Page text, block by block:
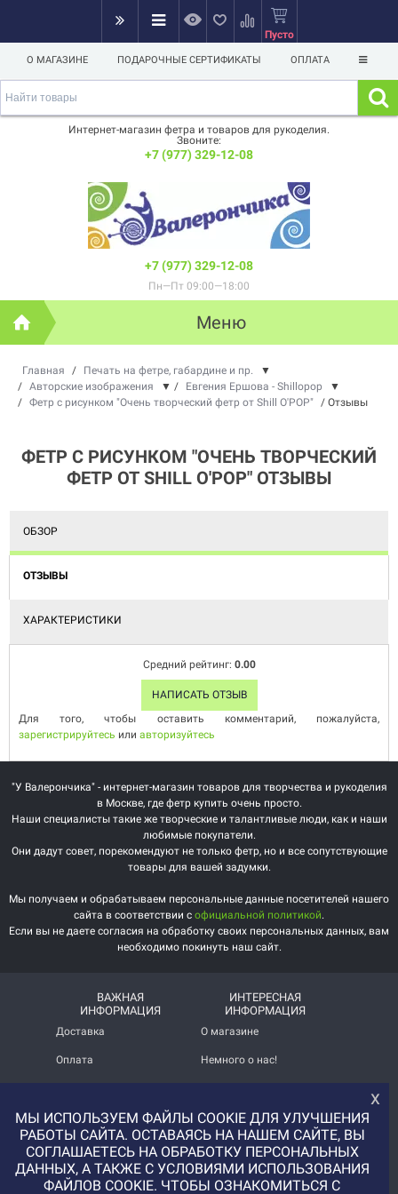
Пусто
О МАГАЗИНЕ ПОДАРОЧНЫЕ СЕРТИФИКАТЫ ОПЛАТА
Интернет-магазин фетра и товаров для рукоделия.
Звоните:
+7 (977) 329-12-08
+7 (977) 329-12-08
Пн—Пт 09:00—18:00
Меню
Главная / Печать на фетре, габардине и пр.
▼
/ Авторские изображения ▼ / Евгения Ершова - Shillopop
▼
/ Фетр с рисунком "Очень творческий фетр от Shill O'POP" / Отзывы
ФЕТР С РИСУНКОМ "ОЧЕНЬ ТВОРЧЕСКИЙ
ФЕТР ОТ SHILL O'POP" ОТЗЫВЫ
ОБЗОР
ОТЗЫВЫ
ХАРАКТЕРИСТИКИ
Средний рейтинг: 0.00
НАПИСАТЬ ОТЗЫВ
Для того, чтобы оставить комментарий, пожалуйста,
зарегистрируйтесь или авторизуйтесь
"У Валерончика" - интернет-магазин товаров для творчества и рукоделия
в Москве, где фетр купить очень просто.
Наши специалисты такие же творческие и талантливые люди, как и наши
любимые покупатели.
Они дадут совет, порекомендуют не только фетр, но и все сопутствующие
товары для вашей задумки.
Мы получаем и обрабатываем персональные данные посетителей нашего
сайта в соответствии с официальной политикой.
Если вы не даете согласия на обработку своих персональных данных, вам
необходимо покинуть наш сайт.
ВАЖНАЯ
ИНФОРМАЦИЯ
Доставка
Оплата
Политика
конфиденциальности
ИНТЕРЕСНАЯ
ИНФОРМАЦИЯ
О магазине
Немного о нас!
Услуга печати на фетре
и вопросы АП
+7 (977) 329-12-08
info@uvaleronchika.ru
х
МЫ ИСПОЛЬЗУЕМ ФАЙЛЫ COOKIE ДЛЯ УЛУЧШЕНИЯ
РАБОТЫ САЙТА. ОСТАВАЯСЬ НА НАШЕМ САЙТЕ, ВЫ
СОГЛАШАЕТЕСЬ НА ОБРАБОТКУ ПЕРСОНАЛЬНЫХ
ДАННЫХ, А ТАКЖЕ С УСЛОВИЯМИ ИСПОЛЬЗОВАНИЯ
ФАЙЛОВ COOKIE. ЧТОБЫ ОЗНАКОМИТЬСЯ С